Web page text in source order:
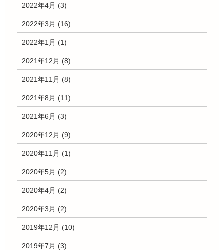
2022年4月 (3)
2022年3月 (16)
2022年1月 (1)
2021年12月 (8)
2021年11月 (8)
2021年8月 (11)
2021年6月 (3)
2020年12月 (9)
2020年11月 (1)
2020年5月 (2)
2020年4月 (2)
2020年3月 (2)
2019年12月 (10)
2019年7月 (3)